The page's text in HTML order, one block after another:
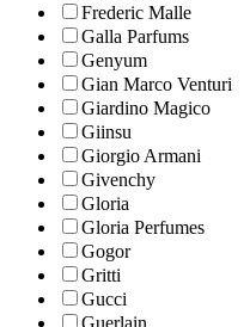
Frederic Malle
Galla Parfums
Genyum
Gian Marco Venturi
Giardino Magico
Giinsu
Giorgio Armani
Givenchy
Gloria
Gloria Perfumes
Gogor
Gritti
Gucci
Guerlain